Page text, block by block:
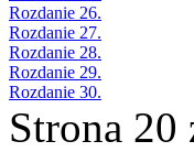
Rozdanie 26.
Rozdanie 27.
Rozdanie 28.
Rozdanie 29.
Rozdanie 30.
Strona 20